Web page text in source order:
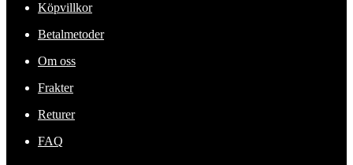
Köpvillkor
Betalmetoder
Om oss
Frakter
Returer
FAQ